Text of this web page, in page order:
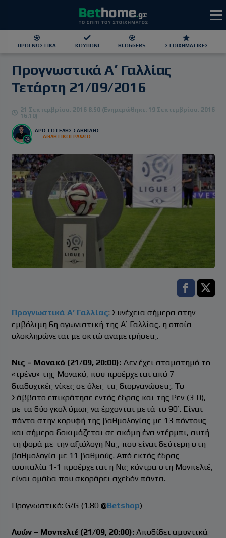
ΠΡΟΓΝΩΣΤΙΚΆ ΚΟΥΠΌΝΙ BLOGGERS ΣΤΟΙΧΗΜΑΤΙΚΕΣ
ΕΕΕΠ | 21+ | ΠΑΙΞΕ ΥΠΕΥΘΥΝΑ
Προγνωστικά Α’ Γαλλίας
Τετάρτη 21/09/2016
21 Σεπτεμβρίου, 2016 8:50 (Ενημερώθηκε: 19 Σεπτεμβρίου, 2016
16:10)
ΑΡΙΣΤΟΤΕΛΗΣ ΣΑΒΒΙΔΗΣ
ΑΘΛΗΤΙΚΟΓΡΑΦΟΣ
Facebook
Προγνωστικά Α’ Γαλλίας: Συνέχεια σήμερα στην
εμβόλιμη 6η αγωνιστική της Α’ Γαλλίας, η οποία
ολοκληρώνεται με οκτώ αναμετρήσεις.
Νις – Μονακό (21/09, 20:00):Δεν έχει σταματημό το
«τρένο» της Μονακό, που προέρχεται από 7
διαδοχικές νίκες σε όλες τις διοργανώσεις. Το
Σάββατο επικράτησε εντός έδρας και της Ρεν (3-0),
με τα δύο γκολ όμως να έρχονται μετά το 90’. Είναι
πάντα στην κορυφή της βαθμολογίας με 13 πόντους
και σήμερα δοκιμάζεται σε ακόμη ένα ντέρμπι, αυτή
τη φορά με την αξιόλογη Νις, που είναι δεύτερη στη
βαθμολογία με 11 βαθμούς. Από εκτός έδρας
ισοπαλία 1-1 προέρχεται η Νις κόντρα στη Μονπελιέ,
είναι ομάδα που σκοράρει σχεδόν πάντα.
Προγνωστικό: G/G (1.80 @Betshop)
Λυών – Μονπελιέ (21/09, 20:00):Αποδίδει αμυντικά